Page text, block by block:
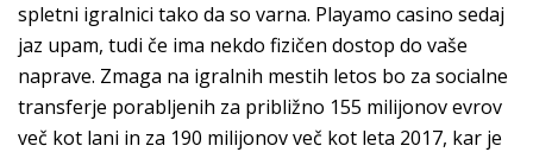
spletni igralnici tako da so varna. Playamo casino sedaj
jaz upam, tudi če ima nekdo fizičen dostop do vaše
naprave. Zmaga na igralnih mestih letos bo za socialne
transferje porabljenih za približno 155 milijonov evrov
več kot lani in za 190 milijonov več kot leta 2017, kar je